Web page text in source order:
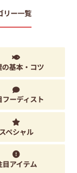
リー一覧
の基本・コツ
フーディスト
スペシャル
目アイテム